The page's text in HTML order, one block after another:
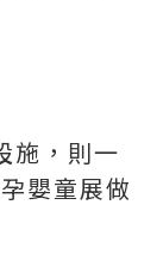
施，則一
嬰童展做